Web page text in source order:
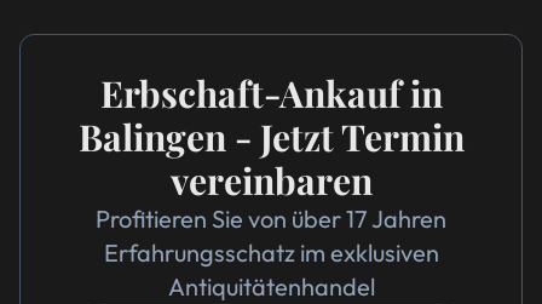
Erbschaft-Ankauf in
Balingen - Jetzt Termin
vereinbaren
Profitieren Sie von über 17 Jahren
Erfahrungsschatz im exklusiven
Antiquitätenhandel